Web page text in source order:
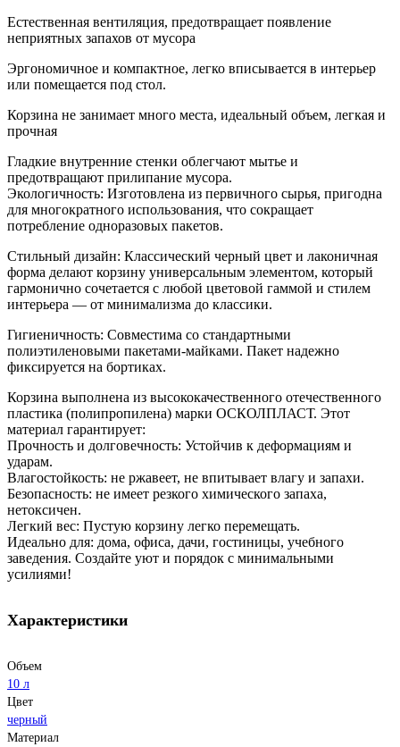
Естественная вентиляция, предотвращает появление
неприятных запахов от мусора
Эргономичное и компактное, легко вписывается в интерьер
или помещается под стол.
Корзина не занимает много места, идеальный объем, легкая и
прочная
Гладкие внутренние стенки облегчают мытье и
предотвращают прилипание мусора.
Экологичность: Изготовлена из первичного сырья, пригодна
для многократного использования, что сокращает
потребление одноразовых пакетов.
Стильный дизайн: Классический черный цвет и лаконичная
форма делают корзину универсальным элементом, который
гармонично сочетается с любой цветовой гаммой и стилем
интерьера — от минимализма до классики.
Гигиеничность: Совместима со стандартными
полиэтиленовыми пакетами-майками. Пакет надежно
фиксируется на бортиках.
Корзина выполнена из высококачественного отечественного
пластика (полипропилена) марки ОСКОЛПЛАСТ. Этот
материал гарантирует:
Прочность и долговечность: Устойчив к деформациям и
ударам.
Влагостойкость: не ржавеет, не впитывает влагу и запахи.
Безопасность: не имеет резкого химического запаха,
нетоксичен.
Легкий вес: Пустую корзину легко перемещать.
Идеально для: дома, офиса, дачи, гостиницы, учебного
заведения. Создайте уют и порядок с минимальными
усилиями!
Характеристики
Объем
10 л
Цвет
черный
Материал